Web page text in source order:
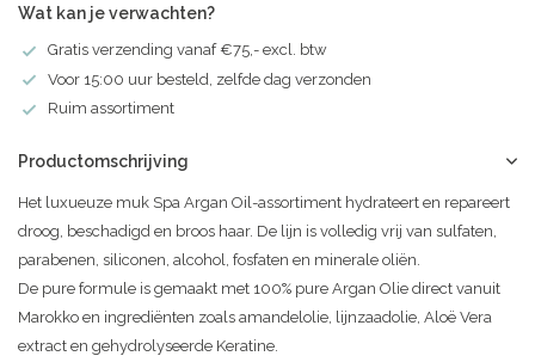
Wat kan je verwachten?
Gratis verzending vanaf €75,- excl. btw
Voor 15:00 uur besteld, zelfde dag verzonden
Ruim assortiment
Productomschrijving
Het luxueuze muk Spa Argan Oil-assortiment hydrateert en repareert
droog, beschadigd en broos haar. De lijn is volledig vrij van sulfaten,
parabenen, siliconen, alcohol, fosfaten en minerale oliën.
De pure formule is gemaakt met 100% pure Argan Olie direct vanuit
Marokko en ingrediënten zoals amandelolie, lijnzaadolie, Aloë Vera
extract en gehydrolyseerde Keratine.